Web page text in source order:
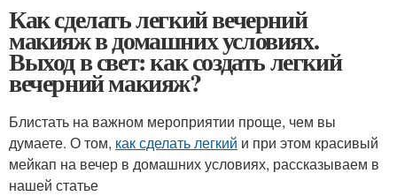
Как сделать легкий вечерний
макияж в домашних условиях.
Выход в свет: как создать легкий
вечерний макияж?
Блистать на важном мероприятии проще, чем вы
думаете. О том, как сделать легкий и при этом красивый
мейкап на вечер в домашних условиях, рассказываем в
нашей статье